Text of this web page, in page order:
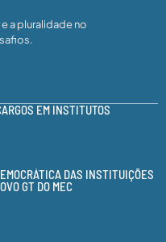
a pluralidade no
EM INSTITUTOS
DAS INSTITUIÇÕES
GT DO MEC